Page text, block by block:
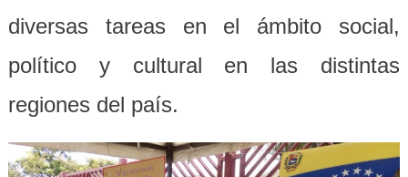
diversas tareas en el ámbito social,
político y cultural en las distintas
regiones del país.